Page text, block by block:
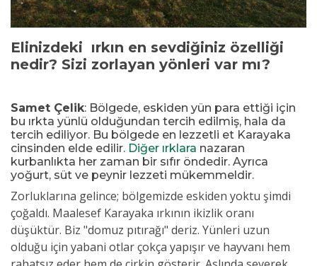
Elinizdeki ırkın en sevdiğiniz özelliği
nedir? Sizi zorlayan yönleri var mı?
Samet Çelik: Bölgede, eskiden yün para ettiği için
bu ırkta yünlü olduğundan tercih edilmiş, hala da
tercih ediliyor. Bu bölgede en lezzetli et Karayaka
cinsinden elde edilir. Diğer ırklara nazaran
kurbanlıkta her zaman bir sıfır öndedir. Ayrıca
yoğurt, süt ve peynir lezzeti mükemmeldir.
Zorluklarına gelince; bölgemizde eskiden yoktu şimdi
çoğaldı. Maalesef Karayaka ırkının ikizlik oranı
düşüktür. Biz "domuz pıtırağı" deriz. Yünleri uzun
olduğu için yabani otlar çokça yapışır ve hayvanı hem